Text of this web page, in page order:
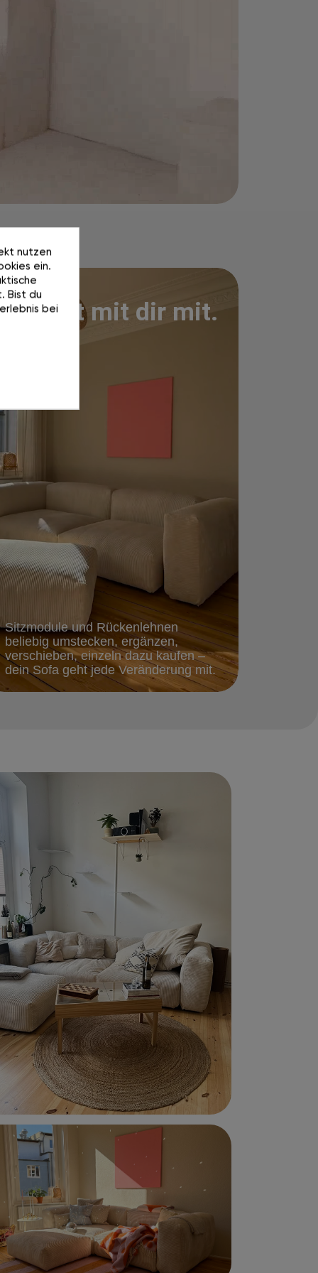
Wächst mit dir mit.
Sitzmodule und Rückenlehnen
beliebig umstecken, ergänzen,
verschieben, einzeln dazu kaufen –
dein Sofa geht jede Veränderung mit.
nutzen
ein.
Bist du
bei